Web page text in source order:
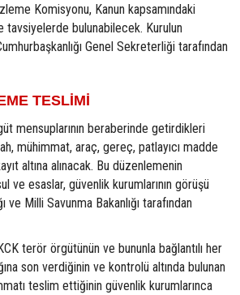
Komisyonu, Kanun kapsamındaki
bulunabilecek. Kurulun
Genel Sekreterliği tarafından
TESLİMİ
mensuplarının beraberinde getirdikleri
mühimmat, araç, gereç, patlayıcı madde
altına alınacak. Bu düzenlemenin
ve esaslar, güvenlik kurumlarının görüşü
ve Milli Savunma Bakanlığı tarafından
terör örgütünün ve bununla bağlantılı her
son verdiğinin ve kontrolü altında bulunan
teslim ettiğinin güvenlik kurumlarınca